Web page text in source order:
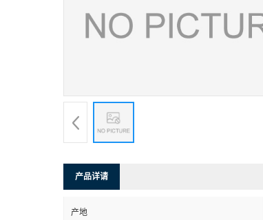
产品详请
产地